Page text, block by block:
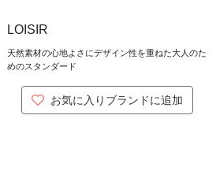
LOISIR
天然素材の心地よさにデザイン性を重ねた大人のた
めのスタンダード
お気に入りブランドに追加